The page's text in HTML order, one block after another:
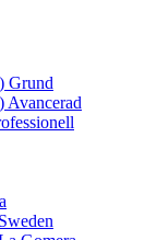
Grund